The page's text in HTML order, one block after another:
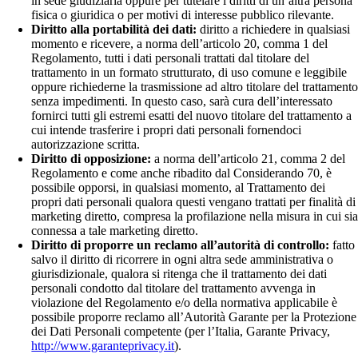
fisica o giuridica o per motivi di interesse pubblico rilevante.
Diritto alla portabilità dei dati: diritto a richiedere in qualsiasi
momento e ricevere, a norma dell’articolo 20, comma 1 del
Regolamento, tutti i dati personali trattati dal titolare del
trattamento in un formato strutturato, di uso comune e leggibile
oppure richiederne la trasmissione ad altro titolare del trattamento
senza impedimenti. In questo caso, sarà cura dell’interessato
fornirci tutti gli estremi esatti del nuovo titolare del trattamento a
cui intende trasferire i propri dati personali fornendoci
autorizzazione scritta.
Diritto di opposizione: a norma dell’articolo 21, comma 2 del
Regolamento e come anche ribadito dal Considerando 70, è
possibile opporsi, in qualsiasi momento, al Trattamento dei
propri dati personali qualora questi vengano trattati per finalità di
marketing diretto, compresa la profilazione nella misura in cui sia
connessa a tale marketing diretto.
Diritto di proporre un reclamo all’autorità di controllo: fatto
salvo il diritto di ricorrere in ogni altra sede amministrativa o
giurisdizionale, qualora si ritenga che il trattamento dei dati
personali condotto dal titolare del trattamento avvenga in
violazione del Regolamento e/o della normativa applicabile è
possibile proporre reclamo all’Autorità Garante per la Protezione
dei Dati Personali competente (per l’Italia, Garante Privacy,
http://www.garanteprivacy.it).